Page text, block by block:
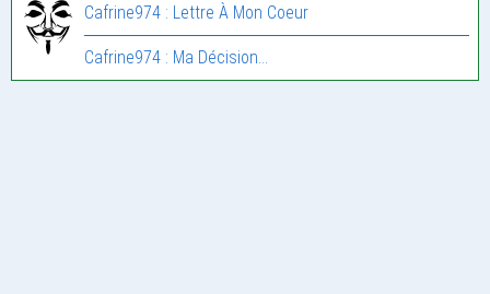
Cafrine974 : Lettre À Mon Coeur
Cafrine974 : Ma Décision…